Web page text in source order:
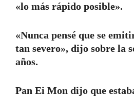
«lo más rápido posible».
«Nunca pensé que se
tan severo», dijo sobre la
años.
Pan Ei Mon dijo que